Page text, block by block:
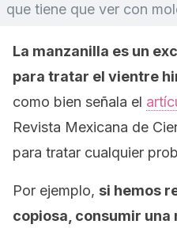
que tiene que ver con
La manzanilla es un
para tratar el vientre
como bien señala el
Revista Mexicana de
para tratar cualquier
Por ejemplo, si hemos
copiosa, consumir una